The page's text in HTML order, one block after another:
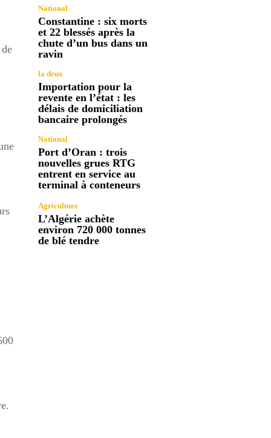
National
Constantine : six morts
et 22 blessés après la
chute d’un bus dans un
ravin
la deux
Importation pour la
revente en l’état : les
délais de domiciliation
bancaire prolongés
National
Port d’Oran : trois
nouvelles grues RTG
entrent en service au
terminal à conteneurs
Agriculture
L’Algérie achète
environ 720 000 tonnes
de blé tendre